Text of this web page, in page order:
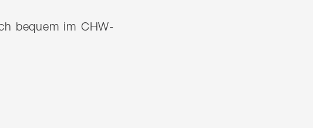
bequem im CHW-